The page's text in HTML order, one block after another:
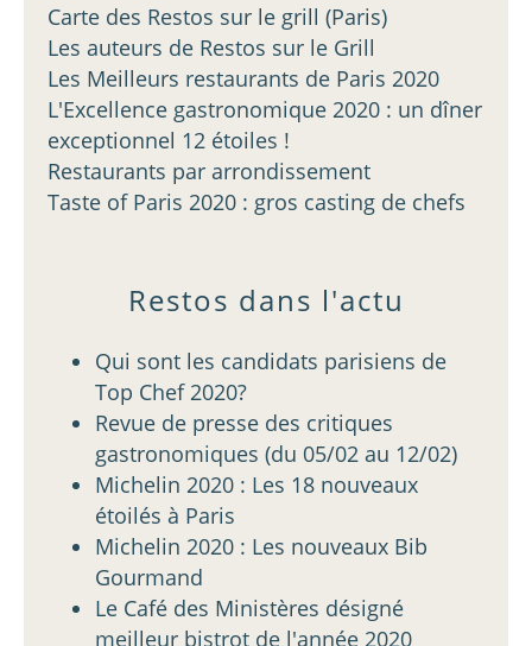
Carte des Restos sur le grill (Paris)
Les auteurs de Restos sur le Grill
Les Meilleurs restaurants de Paris 2020
L'Excellence gastronomique 2020 : un dîner
exceptionnel 12 étoiles !
Restaurants par arrondissement
Taste of Paris 2020 : gros casting de chefs
Restos dans l'actu
Qui sont les candidats parisiens de
Top Chef 2020?
Revue de presse des critiques
gastronomiques (du 05/02 au 12/02)
Michelin 2020 : Les 18 nouveaux
étoilés à Paris
Michelin 2020 : Les nouveaux Bib
Gourmand
Le Café des Ministères désigné
meilleur bistrot de l'année 2020